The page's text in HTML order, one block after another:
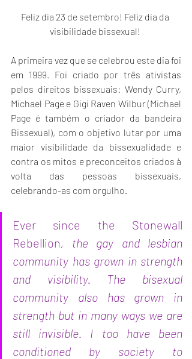
Feliz dia 23 de setembro! Feliz dia da
visibilidade bissexual!
A primeira vez que se celebrou este dia foi
em 1999. Foi criado por três ativistas
pelos direitos bissexuais: Wendy Curry,
Michael Page e Gigi Raven Wilbur (Michael
Page é também o criador da bandeira
Bissexual), com o objetivo lutar por uma
maior visibilidade da bissexualidade e
contra os mitos e preconceitos criados à
volta das pessoas bissexuais,
celebrando-as com orgulho.
Ever since the Stonewall
Rebellion, the gay and lesbian
community has grown in strength
and visibility. The bisexual
community also has grown in
strength but in many ways we are
still invisible. I too have been
conditioned by society to